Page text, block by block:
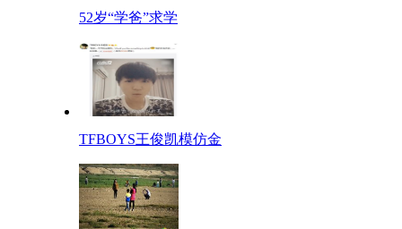
52岁“学爸”求学
TFBOYS王俊凯模仿金